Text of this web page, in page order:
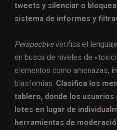
tweets y silenciar o
sistema de informes y
Perspectiveverifica el
en busca de niveles de
elementos como amenazas,
blasfemias. Clasifica los
tablero, donde los
lotes en lugar de
herramientas de